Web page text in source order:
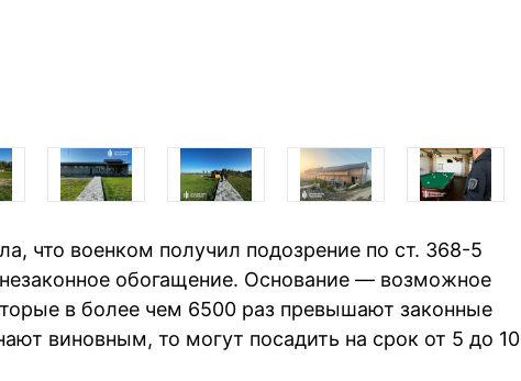
что военком получил подозрение по ст. 368-5
обогащение. Основание — возможное
в более чем 6500 раз превышают законные
виновным, то могут посадить на срок от 5 до 10